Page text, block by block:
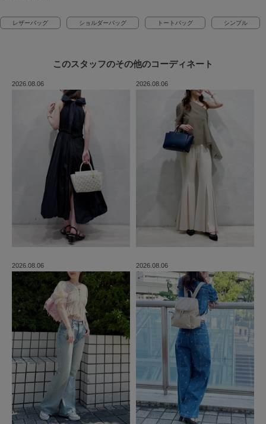
レザーバッグ ショルダーバッグ トートバッグ シンプル
このスタッフのその他のコーディネート
2026.08.06 2026.08.06
2026.08.06 2026.08.06